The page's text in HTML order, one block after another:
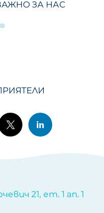
ЗА НАС
21, ет. 1 ап. 1